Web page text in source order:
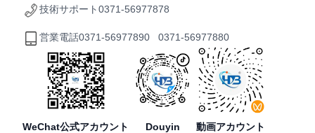
技術サポート0371-56977878
営業電話0371-56977890 0371-56977880
WeChat公式アカウント Douyin 動画アカウント